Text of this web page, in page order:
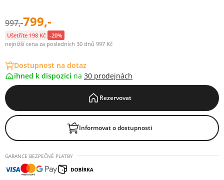
997,-799,-
Ušetříte 198 Kč -20%
nejnižší cena za posledních 30 dnů 997 Kč
Dostupnost na dotaz
ihned k dispozici na 30 prodejnách
Rezervovat
Informovat o dostupnosti
GARANCE BEZPEČNÉ PLATBY